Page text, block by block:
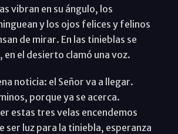
vibran en su ángulo, los
y los ojos felices y felinos
de mirar. En las tinieblas se
en el desierto clamó una voz.
noticia: el Señor va a llegar.
porque ya se acerca.
estas tres velas encendemos
ser luz para la tiniebla, esperanza